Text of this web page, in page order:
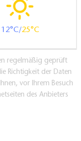
12 25
regelmäßig geprüft
Richtigkeit der Daten
vor Ihrem Besuch
des Anbieters